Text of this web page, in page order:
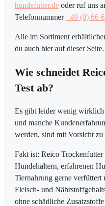
hundefutter.deoder ruf uns
Telefonnummer +49 (0) 66
Alle im Sortiment
du auch hier auf dieser Seite.
Wie schneidet
Test ab?
Es gibt leider wenig wirklich
und manche
werden, sind mit Vorsicht zu
Fakt ist: Reico
Hundehaltern, erfahrenen
Tiernahrung gerne verfüttert
Fleisch- und
ohne schädliche